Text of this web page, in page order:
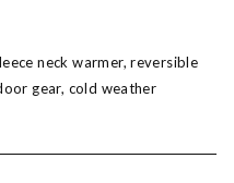
neck warmer, reversible
gear, cold weather